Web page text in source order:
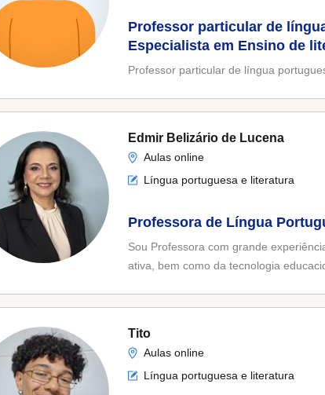
Professor particular de
Especialista em Ensino de
Professor particular de língua
Edmir Belizário de Lucena
Aulas online
Língua portuguesa e literatura
Professora de Língua
Sou Professora com grande
ativa, bem como da tecnologia
Tito
Aulas online
Língua portuguesa e literatura